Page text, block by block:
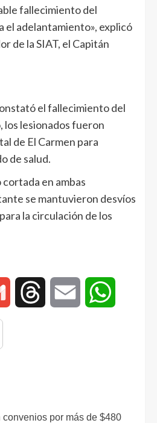
fallecimiento del
el adelantamiento», explicó
de la SIAT, el Capitán
el fallecimiento del
lesionados fueron
de El Carmen para
de salud.
en ambas
se mantuvieron desvíos
la circulación de los
Gmail Threads Email
por más de $480